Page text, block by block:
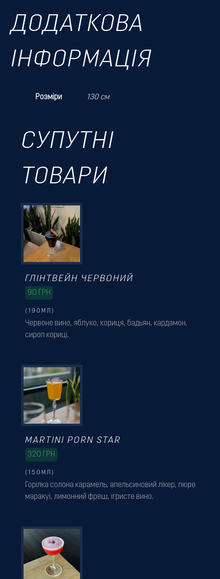
ДОДАТКОВА
ІНФОРМАЦІЯ
Розміри 130 см
СУПУТНІ
ТОВАРИ
Червоне вино, яблуко, кориця, бадьян, кардамон,
сироп кориці.
(190МЛ)
ГЛІНТВЕЙН ЧЕРВОНИЙ
90 ГРН
Горілка солона карамель, апельсиновий лікер, пюре
маракуї, лимонний фреш, ігристе вино.
(150МЛ)
MARTINI PORN STAR
320 ГРН